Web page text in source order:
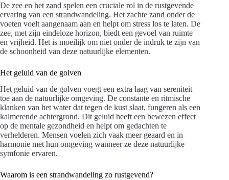
De zee en het zand spelen een cruciale rol in de rustgevende
ervaring van een strandwandeling. Het zachte zand onder de
voeten voelt aangenaam aan en helpt om stress los te laten. De
zee, met zijn eindeloze horizon, biedt een gevoel van ruimte
en vrijheid. Het is moeilijk om niet onder de indruk te zijn van
de schoonheid van deze natuurlijke elementen.
Het geluid van de golven
Het geluid van de golven voegt een extra laag van sereniteit
toe aan de natuurlijke omgeving. De constante en ritmische
klanken van het water dat tegen de kust slaat, fungeren als een
kalmerende achtergrond. Dit geluid heeft een bewezen effect
op de mentale gezondheid en helpt om gedachten te
verhelderen. Mensen voelen zich vaak meer geaard en in
harmonie met hun omgeving wanneer ze deze natuurlijke
symfonie ervaren.
Waarom is een strandwandeling zo rustgevend?